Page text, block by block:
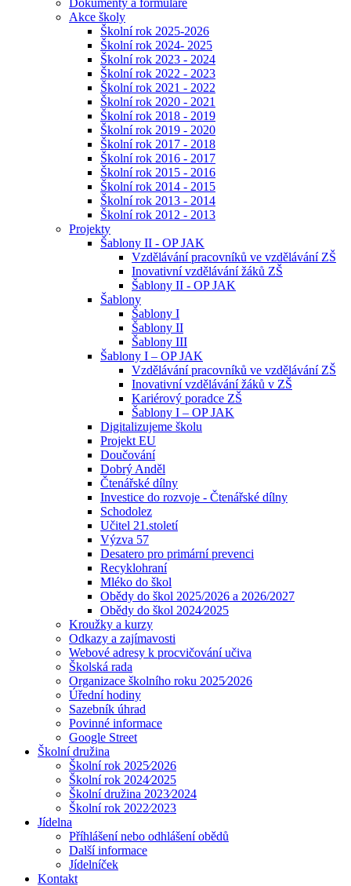
Dokumenty a formuláře
Akce školy
Školní rok 2025-2026
Školní rok 2024- 2025
Školní rok 2023 - 2024
Školní rok 2022 - 2023
Školní rok 2021 - 2022
Školní rok 2020 - 2021
Školní rok 2018 - 2019
Školní rok 2019 - 2020
Školní rok 2017 - 2018
Školní rok 2016 - 2017
Školní rok 2015 - 2016
Školní rok 2014 - 2015
Školní rok 2013 - 2014
Školní rok 2012 - 2013
Projekty
Šablony II - OP JAK
Vzdělávání pracovníků ve vzdělávání ZŠ
Inovativní vzdělávání žáků ZŠ
Šablony II - OP JAK
Šablony
Šablony I
Šablony II
Šablony III
Šablony I – OP JAK
Vzdělávání pracovníků ve vzdělávání ZŠ
Inovativní vzdělávání žáků v ZŠ
Kariérový poradce ZŠ
Šablony I – OP JAK
Digitalizujeme školu
Projekt EU
Doučování
Dobrý Anděl
Čtenářské dílny
Investice do rozvoje - Čtenářské dílny
Schodolez
Učitel 21.století
Výzva 57
Desatero pro primární prevenci
Recyklohraní
Mléko do škol
Obědy do škol 2025/2026 a 2026/2027
Obědy do škol 2024⁄2025
Kroužky a kurzy
Odkazy a zajímavosti
Webové adresy k procvičování učiva
Školská rada
Organizace školního roku 2025⁄2026
Úřední hodiny
Sazebník úhrad
Povinné informace
Google Street
Školní družina
Školní rok 2025⁄2026
Školní rok 2024⁄2025
Školní družina 2023⁄2024
Školní rok 2022⁄2023
Jídelna
Příhlášení nebo odhlášení obědů
Další informace
Jídelníček
Kontakt